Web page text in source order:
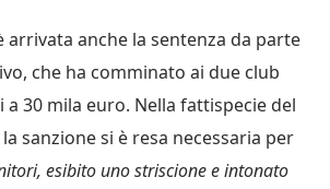
arrivata anche la sentenza da parte
che ha comminato ai due club
a 30 mila euro. Nella fattispecie del
sanzione si è resa necessaria per
esibito uno striscione e intonato